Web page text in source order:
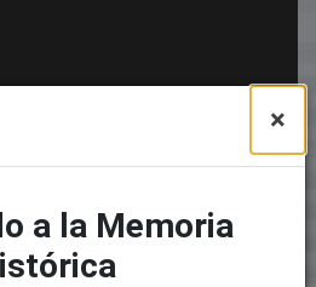
×
a la Memoria